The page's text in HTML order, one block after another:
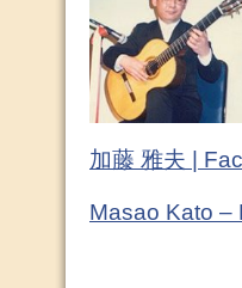
加藤 雅夫 |
Masao Kato –